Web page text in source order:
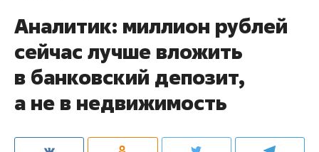
Аналитик: миллион рублей
сейчас лучше вложить
в банковский депозит,
а не в недвижимость